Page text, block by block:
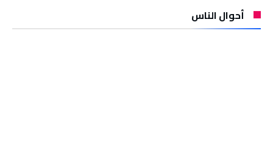
أحوال الناس